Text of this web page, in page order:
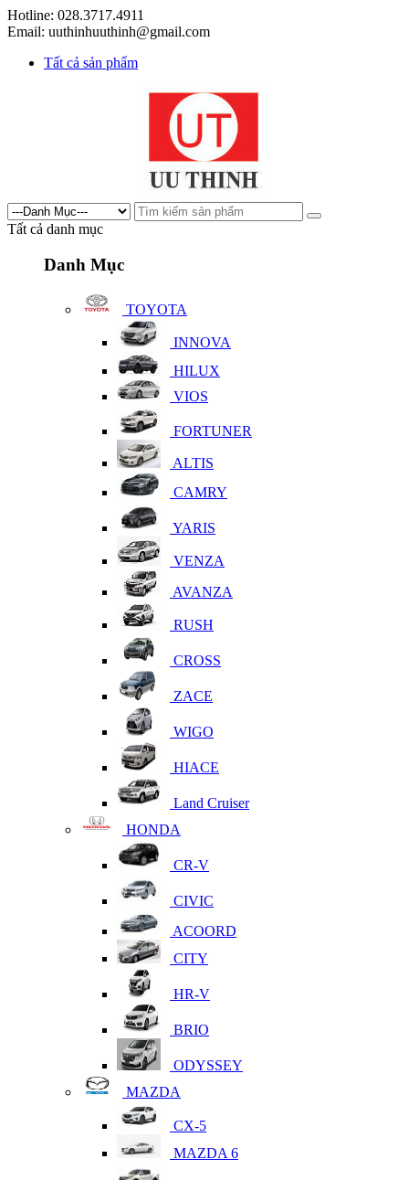
Hotline: 028.3717.4911
Email: uuthinhuuthinh@gmail.com
Tất cả sản phẩm
Tất cả danh mục
Danh Mục
TOYOTA
INNOVA
HILUX
VIOS
FORTUNER
ALTIS
CAMRY
YARIS
VENZA
AVANZA
RUSH
CROSS
ZACE
WIGO
HIACE
Land Cruiser
HONDA
CR-V
CIVIC
ACOORD
CITY
HR-V
BRIO
ODYSSEY
MAZDA
CX-5
MAZDA 6